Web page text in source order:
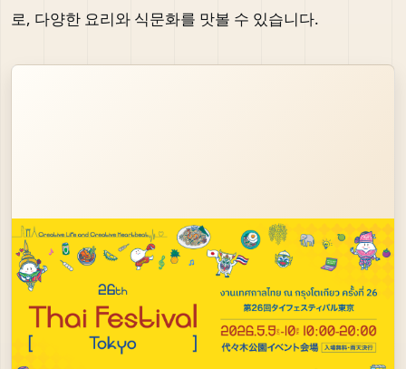
로, 다양한 요리와 식문화를 맛볼 수 있습니다.